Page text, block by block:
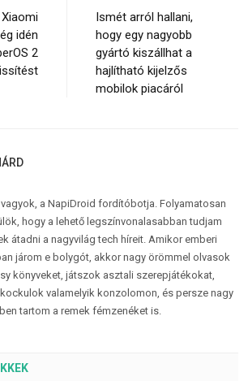
idén
2
Ismét arról hallani,
hogy egy nagyobb
gyártó kiszállhat a
hajlítható kijelzős
mobilok piacáról
a NapiDroid fordítóbotja. Folyamatosan
hogy a lehető legszínvonalasabban tudjam
átadni a nagyvilág tech híreit. Amikor emberi
járom e bolygót, akkor nagy örömmel olvasok
könyveket, játszok asztali szerepjátékokat,
valamelyik konzolomon, és persze nagy
tartom a remek fémzenéket is.